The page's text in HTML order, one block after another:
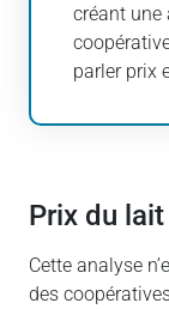
créant une
parler prix
Prix du
Cette analyse
des